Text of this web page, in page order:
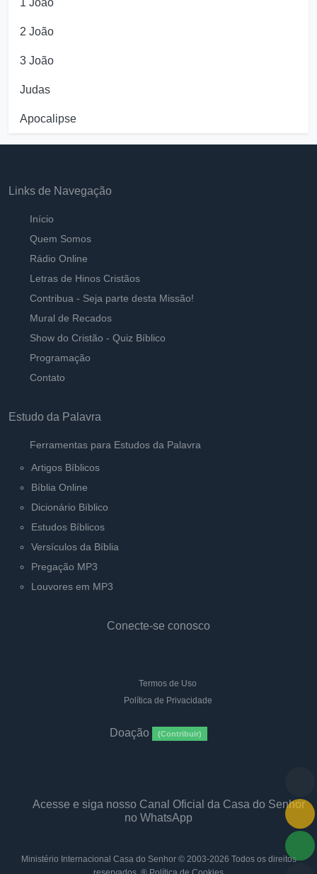
1 João
2 João
3 João
Judas
Apocalipse
Links de Navegação
Início
Quem Somos
Rádio Online
Letras de Hinos Cristãos
Contribua - Seja parte desta Missão!
Mural de Recados
Show do Cristão - Quiz Bíblico
Programação
Contato
Estudo da Palavra
Ferramentas para Estudos da Palavra
Artigos Bíblicos
Bíblia Online
Dicionário Bíblico
Estudos Bíblicos
Versículos da Bíblia
Pregação MP3
Louvores em MP3
Conecte-se conosco
Termos de Uso
Política de Privacidade
Doação (Contribuir)
Acesse e siga nosso Canal Oficial da Casa do Senhor
no WhatsApp
Ministério Internacional Casa do Senhor© 2003-2026 Todos os direitos